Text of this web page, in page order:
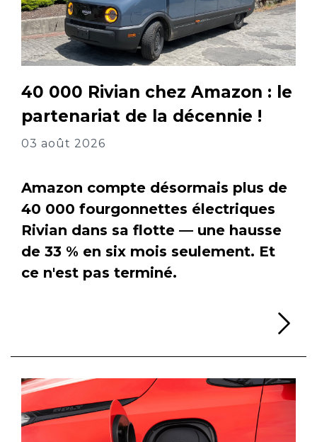
40 000 Rivian chez Amazon : le
partenariat de la décennie !
03 août 2026
Amazon compte désormais plus de
40 000 fourgonnettes électriques
Rivian dans sa flotte — une hausse
de 33 % en six mois seulement. Et
ce n'est pas terminé.